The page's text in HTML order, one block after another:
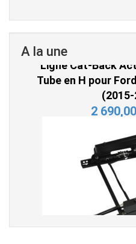
A la une
Ligne Cat-Back
2
Console de siège